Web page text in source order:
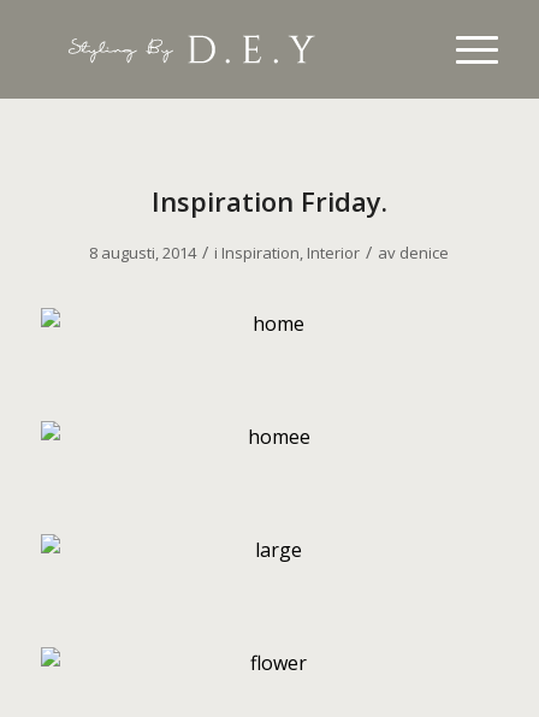
Inspiration Friday.
8 augusti, 2014 / i Inspiration, Interior / av denice